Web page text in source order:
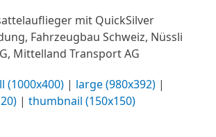
mit QuickSilver
Fahrzeugbau Schweiz, Nüssli
Mittelland Transport AG
(1000x400) | large (980x392) |
|thumbnail (150x150)